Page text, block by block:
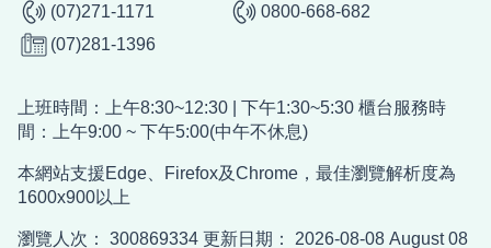
(07)271-1171
0800-668-682
(07)281-1396
上班時間：上午8:30~12:30 | 下午1:30~5:30 櫃台服務時
間：上午9:00 ~ 下午5:00(中午不休息)
本網站支援Edge、Firefox及Chrome，最佳瀏覽解析度為
1600x900以上
瀏覽人次： 300869334 更新日期： 2026-08-08 August 08